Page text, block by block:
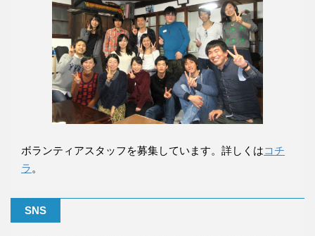
ボランティアスタッフを募集しています。詳しくはコチ
ラ。
SNS